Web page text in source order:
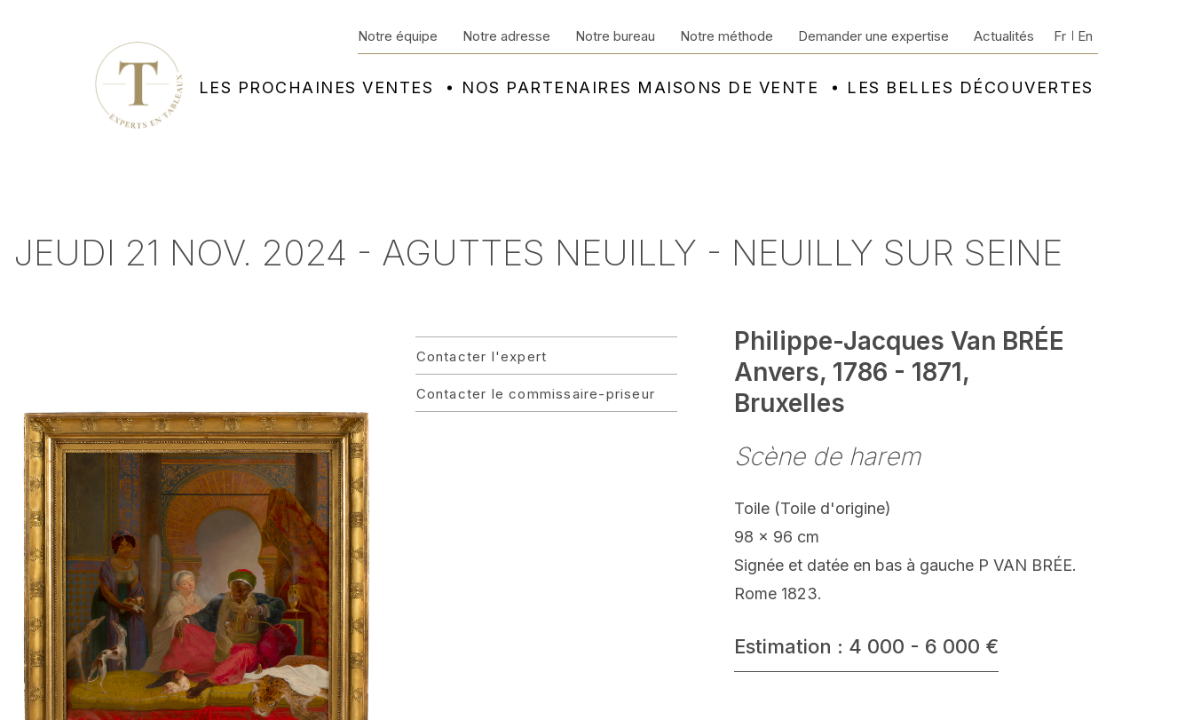
LES PROCHAINES VENTES NOS PARTENAIRES MAISONS DE VENTE LES BELLES DÉCOUVERTES
Notre équipe Notre adresse Notre bureau Notre méthode Demander une expertise Actualités Fr En
JEUDI 21 NOV. 2024 - AGUTTES NEUILLY - NEUILLY SUR SEINE
Contacter l'expert
Contacter le commissaire-priseur
Philippe-Jacques Van BRÉE
Anvers, 1786 - 1871,
Bruxelles
Scène de harem
Toile (Toile d'origine)
98 x 96 cm
Signée et datée en bas à gauche P VAN BRÉE.
Rome 1823.
Estimation : 4 000 - 6 000 €